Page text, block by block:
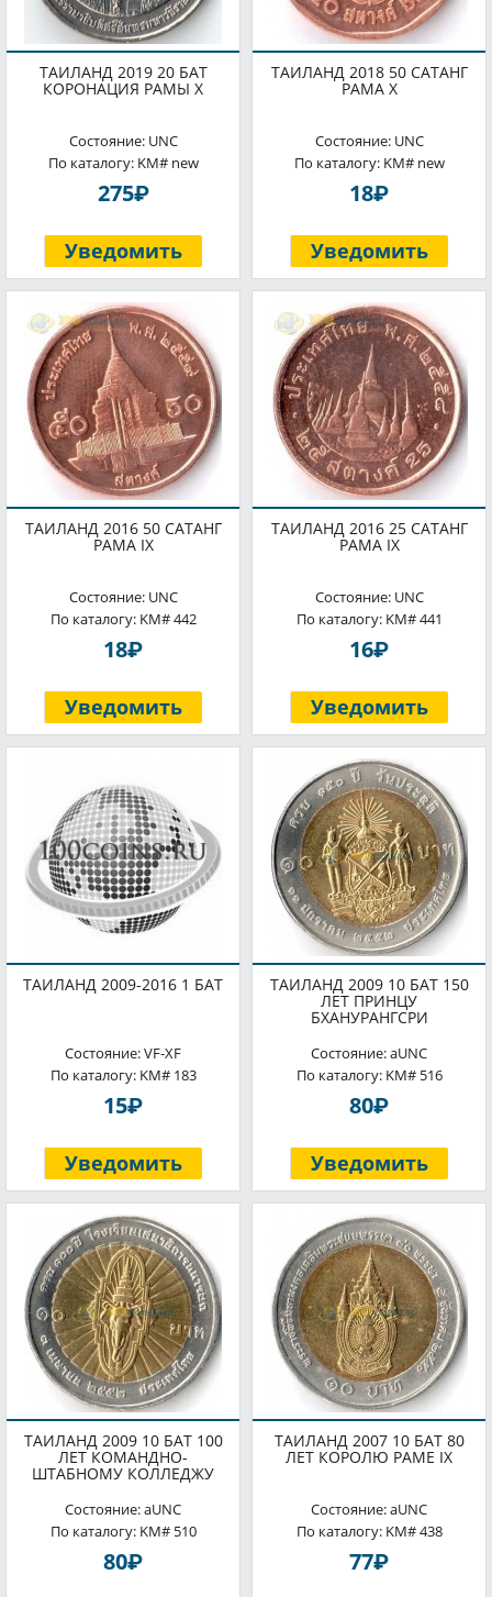
ТАИЛАНД 2019 20 БАТ
КОРОНАЦИЯ РАМЫ X
Состояние: UNC
По каталогу: KM# new
275P
Уведомить
ТАИЛАНД 2018 50 САТАНГ
РАМА X
Состояние: UNC
По каталогу: KM# new
18P
Уведомить
ТАИЛАНД 2016 50 САТАНГ
РАМА IX
Состояние: UNC
По каталогу: KM# 442
18P
Уведомить
ТАИЛАНД 2016 25 САТАНГ
РАМА IX
Состояние: UNC
По каталогу: KM# 441
16P
Уведомить
ТАИЛАНД 2009-2016 1 БАТ
Состояние: VF-XF
По каталогу: KM# 183
15P
Уведомить
ТАИЛАНД 2009 10 БАТ 150
ЛЕТ ПРИНЦУ
БХАНУРАНГСРИ
Состояние: aUNC
По каталогу: KM# 516
80P
Уведомить
ТАИЛАНД 2009 10 БАТ 100
ЛЕТ КОМАНДНО-
ШТАБНОМУ КОЛЛЕДЖУ
Состояние: aUNC
По каталогу: KM# 510
80P
ТАИЛАНД 2007 10 БАТ 80
ЛЕТ КОРОЛЮ РАМЕ IX
Состояние: aUNC
По каталогу: KM# 438
77P